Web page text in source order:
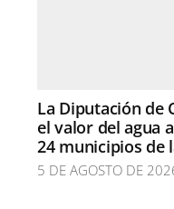
La Diputación de
el valor del agua
24 municipios de
5 DE AGOSTO DE